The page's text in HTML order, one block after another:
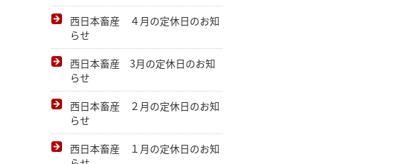
西日本畜産 ４月の定休日のお知
らせ
西日本畜産 3月の定休日のお知
らせ
西日本畜産 ２月の定休日のお知
らせ
西日本畜産 １月の定休日のお知